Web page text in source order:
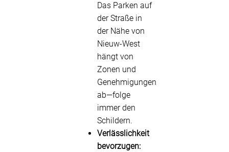
Das Parken auf
der Straße in
der Nähe von
Nieuw-West
hängt von
Zonen und
Genehmigungen
ab—folge
immer den
Schildern.
Verlässlichkeit
bevorzugen: